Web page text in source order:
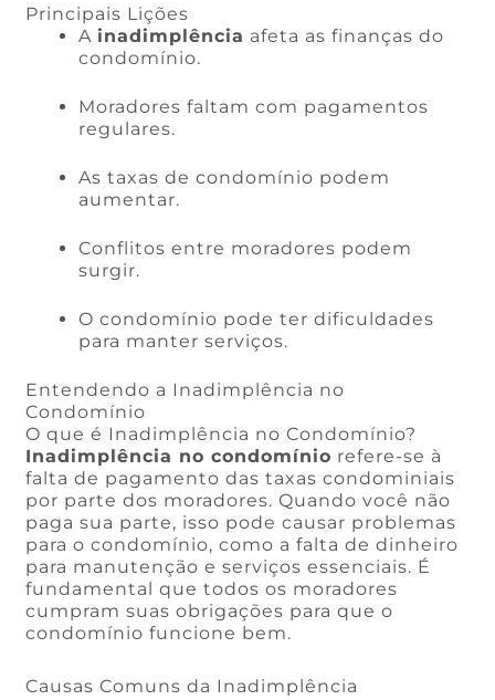
Principais Lições
A inadimplência afeta as finanças do
condomínio.
Moradores faltam com pagamentos
regulares.
As taxas de condomínio podem
aumentar.
Conflitos entre moradores podem
surgir.
O condomínio pode ter dificuldades
para manter serviços.
Entendendo a Inadimplência no
Condomínio
O que é Inadimplência no Condomínio?
Inadimplência no condomínio refere-se à
falta de pagamento das taxas condominiais
por parte dos moradores. Quando você não
paga sua parte, isso pode causar problemas
para o condomínio, como a falta de dinheiro
para manutenção e serviços essenciais. É
fundamental que todos os moradores
cumpram suas obrigações para que o
condomínio funcione bem.
Causas Comuns da Inadimplência